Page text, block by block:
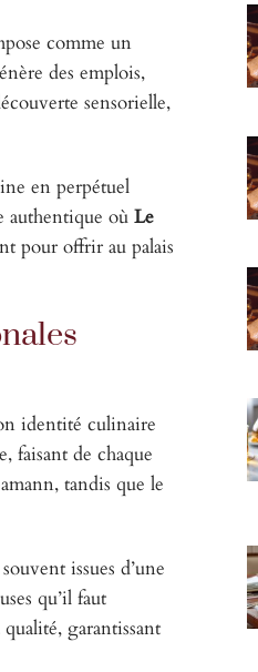
comme un
des emplois,
sensorielle,
en perpétuel
authentique où Le
pour offrir au palais
identité culinaire
faisant de chaque
tandis que le
issues d’une
qu’il faut
garantissant